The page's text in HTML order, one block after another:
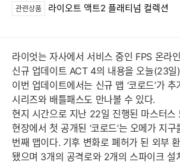
관련상품 라이오트 액트2 플래티넘 컬렉션
라이엇는 자사에서 서비스 중인 FPS 온라인
신규 업데이트 ACT 4의 내용을 오늘(23일
이번 업데이트에서는 신규 맵 ‘코로드’가
시리즈와 배틀패스도 만나볼 수 있다.
현지 시간으로 지난 22일 진행된 마스터스
현장에서 첫 공개된 ‘코로드’는 오메가 지구
번째 맵이다. 기후 변화로 폐허가 된 외부
됐으며 3개의 공격로와 2개의 스파이크 설